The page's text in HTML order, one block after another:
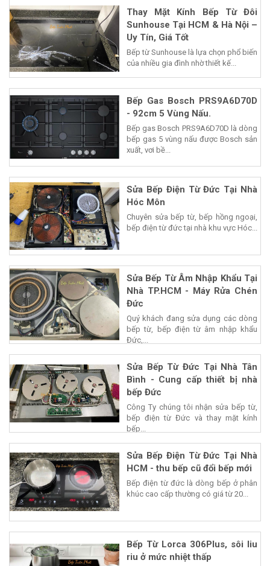
Thay Mặt Kính Bếp Từ Đôi
Sunhouse Tại HCM & Hà Nội –
Uy Tín, Giá Tốt
Bếp từ Sunhouse là lựa chọn phổ biến
của nhiều gia đình nhờ thiết kế...
Bếp Gas Bosch PRS9A6D70D
- 92cm 5 Vùng Nấu.
Bếp gas Bosch PRS9A6D70D là dòng
bếp gas 5 vùng nấu được Bosch sản
xuất, vơi bề...
Sửa Bếp Điện Từ Đức Tại Nhà
Hóc Môn
Chuyên sửa bếp từ, bếp hồng ngoại,
bếp điện từ đức tại nhà khu vực Hóc...
Sửa Bếp Từ Âm Nhập Khẩu Tại
Nhà TP.HCM - Máy Rửa Chén
Đức
Quý khách đang sửa dụng các dòng
bếp từ, bếp điện từ âm nhập khẩu
Đức,...
Sửa Bếp Từ Đức Tại Nhà Tân
Bình - Cung cấp thiết bị nhà
bếp Đức
Công Ty chúng tôi nhận sửa bếp từ,
bếp điện từ Đức và thay mặt kính
bếp...
Sửa Bếp Điện Từ Đức Tại Nhà
HCM - thu bếp cũ đổi bếp mới
Bếp điện từ đức là dòng bếp ở phân
khúc cao cấp thường có giá từ 20...
Bếp Từ Lorca 306Plus, sôi liu
riu ở mức nhiệt thấp